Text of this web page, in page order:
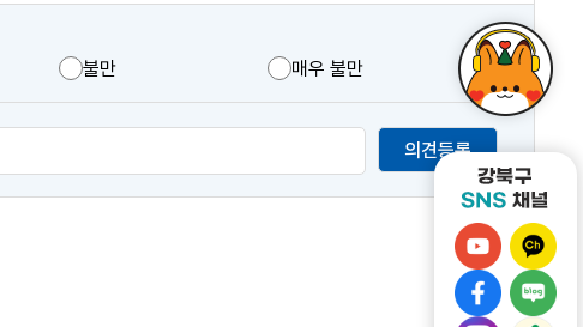
불만 매우 불만
의견등록
강
북
구
강
북
구
강
북
강
북